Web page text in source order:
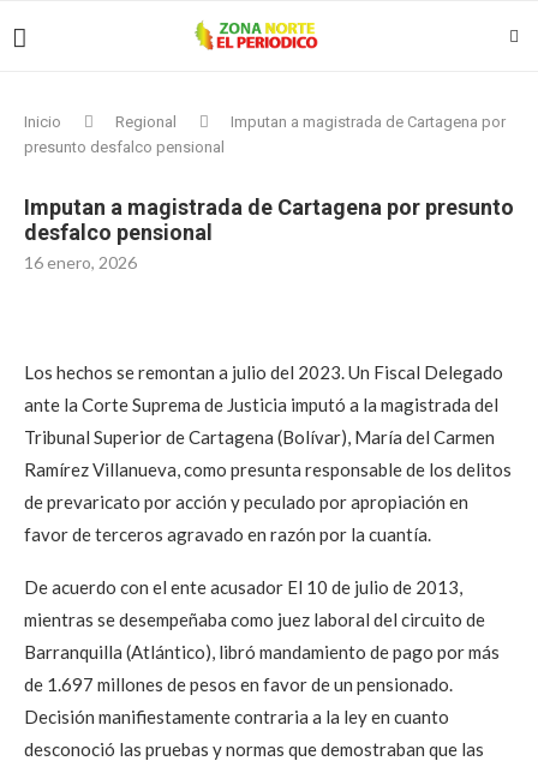
Inicio Regional
Imputan a magistrada de Cartagena por
presunto desfalco pensional
Imputan a magistrada de Cartagena por presunto
desfalco pensional
16 enero, 2026
Los hechos se remontan a julio del 2023. Un Fiscal Delegado
ante la Corte Suprema de Justicia imputó a la magistrada del
Tribunal Superior de Cartagena (Bolívar), María del Carmen
Ramírez Villanueva, como presunta responsable de los delitos
de prevaricato por acción y peculado por apropiación en
favor de terceros agravado en razón por la cuantía.
De acuerdo con el ente acusador El 10 de julio de 2013,
mientras se desempeñaba como juez laboral del circuito de
Barranquilla (Atlántico), libró mandamiento de pago por más
de 1.697 millones de pesos en favor de un pensionado.
Decisión manifiestamente contraria a la ley en cuanto
desconoció las pruebas y normas que demostraban que las